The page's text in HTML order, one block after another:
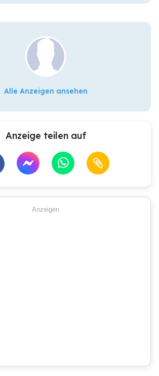
Alle Anzeigen ansehen
Anzeige teilen auf
Anzeigen